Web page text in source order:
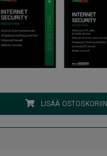
LISÄÄ OSTOSKORIIN